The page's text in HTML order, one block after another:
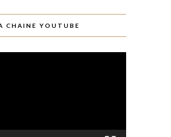
CHAINE YOUTUBE